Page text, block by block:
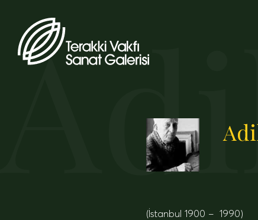
(İstanbul 1900 – 1990)